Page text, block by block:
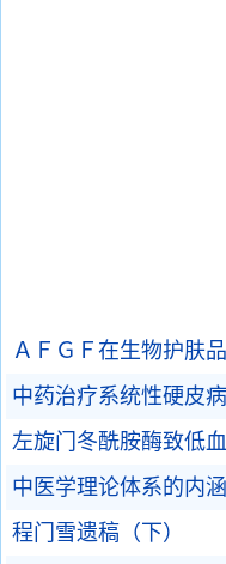
ＡＦＧＦ在生物护肤
中药治疗系统性硬皮
左旋门冬酰胺酶致低
中医学理论体系的内
程门雪遗稿（下）